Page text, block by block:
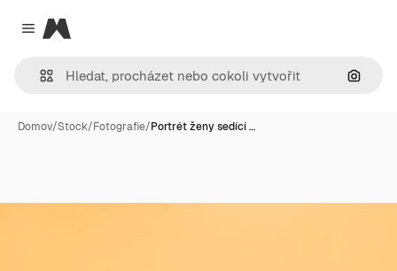
Close menu
Magnific
Hledat
Domov/Stock/Fotografie/Portrét ženy sedící …